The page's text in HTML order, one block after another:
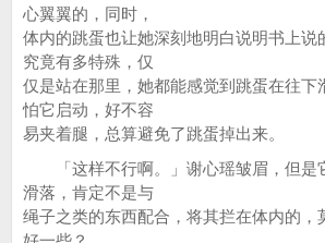
心翼翼的，同时，
体内的跳蛋也让她深刻地明白说明书上说
究竟有多特殊，仅
仅是站在那里，她都能感觉到跳蛋在往下
怕它启动，好不容
易夹着腿，总算避免了跳蛋掉出来。
「这样不行啊。」谢心瑶皱眉，但是
滑落，肯定不是与
绳子之类的东西配合，将其拦在体内的，